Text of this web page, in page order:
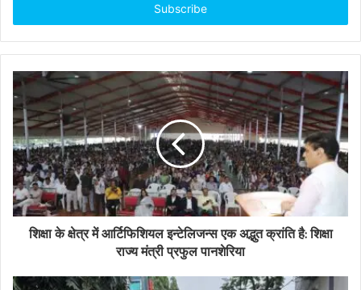
r
y
u
r
E
m
a
i
l
a
d
s
शिक्षा के क्षेत्र में आर्टिफिशियल इन्टेलिजन्स एक अद्भुत क्रांति है: शिक्षा
राज्य मंत्री प्रफुल पानशेरिया